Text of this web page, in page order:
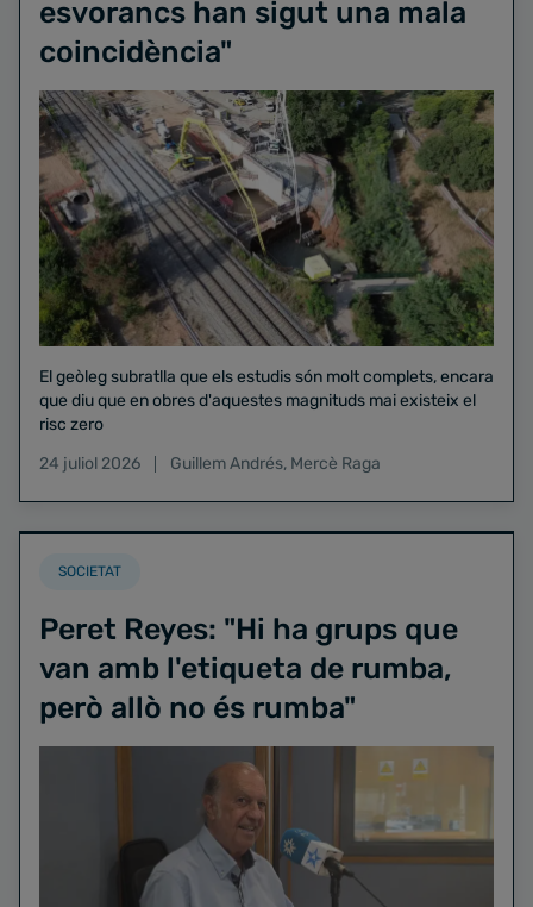
esvorancs han sigut una mala
coincidència"
El geòleg subratlla que els estudis són molt complets, encara
que diu que en obres d'aquestes magnituds mai existeix el
risc zero
24 juliol 2026
Guillem Andrés, Mercè Raga
SOCIETAT
Peret Reyes: "Hi ha grups que
van amb l'etiqueta de rumba,
però allò no és rumba"